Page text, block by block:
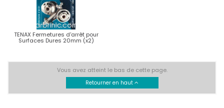
TENAX Fermetures d'arrêt pour
Surfaces Dures 20mm (x2)
Vous avez atteint le bas de cette page.
Retourner en haut